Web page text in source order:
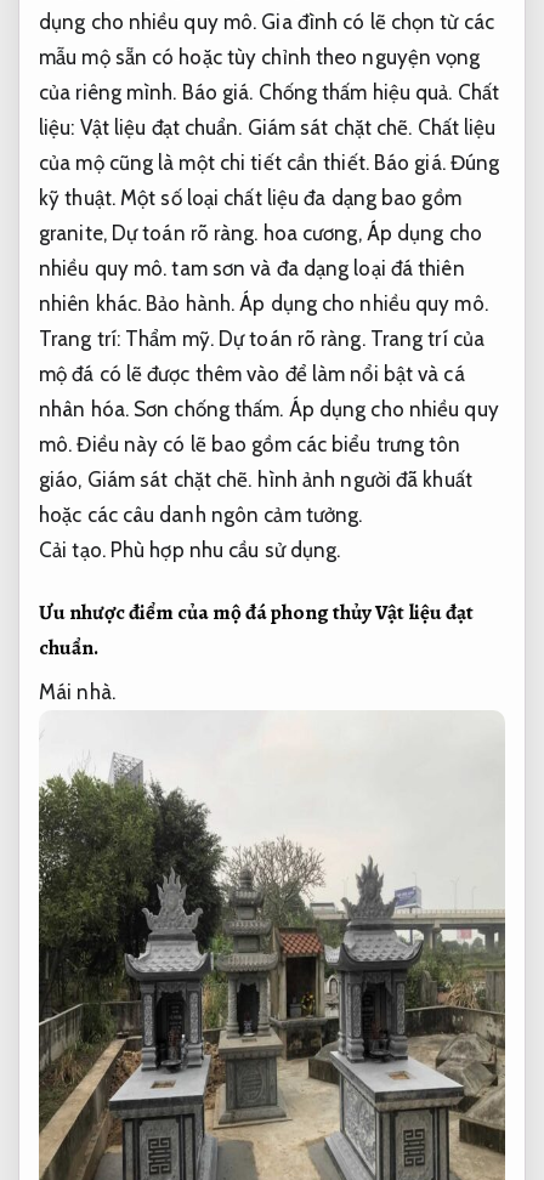
dụng cho nhiều quy mô. Gia đình có lẽ chọn từ các
mẫu mộ sẵn có hoặc tùy chỉnh theo nguyện vọng
của riêng mình. Báo giá. Chống thấm hiệu quả. Chất
liệu: Vật liệu đạt chuẩn. Giám sát chặt chẽ. Chất liệu
của mộ cũng là một chi tiết cần thiết. Báo giá. Đúng
kỹ thuật.Một số loại chất liệu đa dạng bao gồm
granite, Dự toán rõ ràng. hoa cương, Áp dụng cho
nhiều quy mô. tam sơn và đa dạng loại đá thiên
nhiên khác. Bảo hành. Áp dụng cho nhiều quy mô.
Trang trí: Thẩm mỹ. Dự toán rõ ràng.Trang trí của
mộ đá có lẽ được thêm vào để làm nổi bật và cá
nhân hóa. Sơn chống thấm. Áp dụng cho nhiều quy
mô. Điều này có lẽ bao gồm các biểu trưng tôn
giáo, Giám sát chặt chẽ. hình ảnh người đã khuất
hoặc các câu danh ngôn cảm tưởng.
Cải tạo. Phù hợp nhu cầu sử dụng.
Ưu nhược điểm của mộ đá phong thủyVật liệu đạt
chuẩn.
Mái nhà.